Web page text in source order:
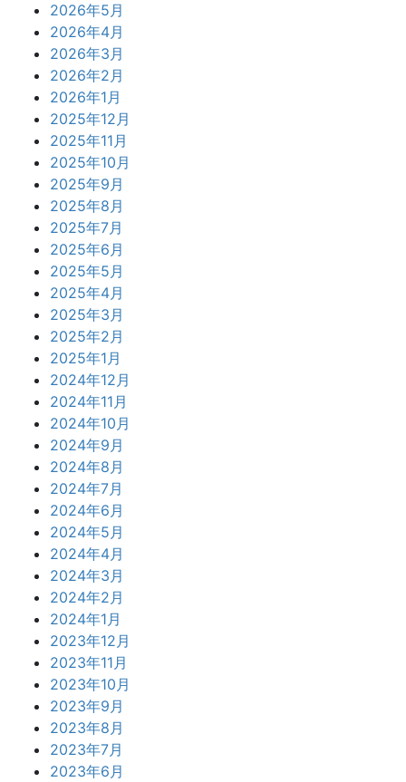
2026年5月
2026年4月
2026年3月
2026年2月
2026年1月
2025年12月
2025年11月
2025年10月
2025年9月
2025年8月
2025年7月
2025年6月
2025年5月
2025年4月
2025年3月
2025年2月
2025年1月
2024年12月
2024年11月
2024年10月
2024年9月
2024年8月
2024年7月
2024年6月
2024年5月
2024年4月
2024年3月
2024年2月
2024年1月
2023年12月
2023年11月
2023年10月
2023年9月
2023年8月
2023年7月
2023年6月